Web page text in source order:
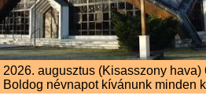
2026. augusztus (Kisasszony hava)
Boldog névnapot kívánunk minden